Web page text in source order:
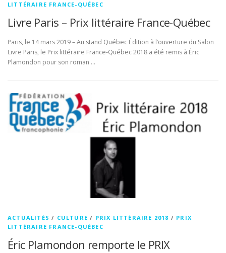
LITTÉRAIRE FRANCE-QUÉBEC
Livre Paris – Prix littéraire France-Québec
Paris, le 14 mars 2019 – Au stand Québec Édition à l’ouverture du Salon
Livre Paris, le Prix littéraire France-Québec 2018 a été remis à Éric
Plamondon pour son roman …
ACTUALITÉS / CULTURE / PRIX LITTÉRAIRE 2018 / PRIX
LITTÉRAIRE FRANCE-QUÉBEC
Éric Plamondon remporte le PRIX